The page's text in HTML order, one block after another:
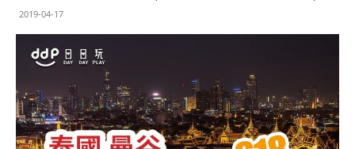
2019-04-17